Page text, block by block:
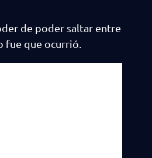
de poder saltar entre
fue que ocurrió.